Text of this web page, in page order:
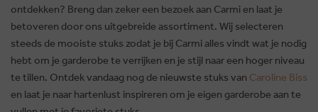
ontdekken? Breng dan zeker een bezoek aan Carmi en laat je
betoveren door ons uitgebreide assortiment. Wij selecteren
steeds de mooiste stuks zodat je bij Carmi alles vindt wat je nodig
hebt om je garderobe te verrijken en je stijl naar een hoger niveau
te tillen. Ontdek vandaag nog de nieuwste stuks van Caroline Biss
en laat je naar hartenlust inspireren om je eigen garderobe aan te
BRUSSELSESTEENWEG 129
1980 ZEMST, BELGIQUE
E. INFO@CARMI.BE
T. +32 (0)16 61 71 60